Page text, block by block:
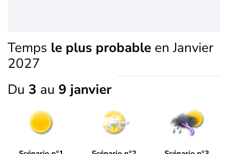
Temps le plus probable en Janvier
2027
Du 3 au 9 janvier